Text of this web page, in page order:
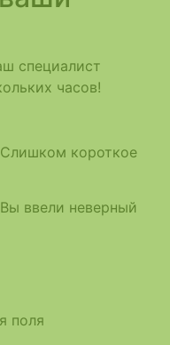
специалист
часов!
Слишком короткое
Вы ввели неверный
поля